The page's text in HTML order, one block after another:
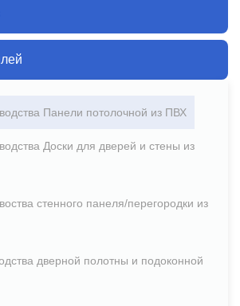
Панели потолочной из ПВХ
Доски для дверей и стены из
стенного панеля/перегородки из
дверной полотны и подоконной